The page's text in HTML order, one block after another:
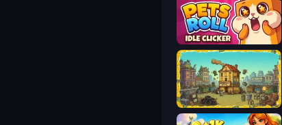
Pets Roll: Idle Clicker
The Garbaggio Hotel